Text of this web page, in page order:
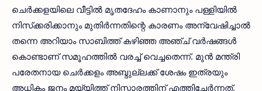
ചെർക്കളയിലെ വീട്ടിൽ മൃതദേഹം കാണാനും പള്ളിയിൽ
നിസ്‌ക്കരിക്കാനും മുതിർന്നതിന്റെ കാരണം അന്വേഷിച്ചാൽ
തന്നെ അറിയാം സാബിത്ത് കഴിഞ്ഞ അഞ്ച് വർഷങ്ങൾ
കൊണ്ടാണ് സമൂഹത്തിൽ വരച്ച് വെച്ചതെന്ന്. മുൻ മന്ത്രി
പരേതനായ ചെർക്കളം അബ്ദുല്ലക്ക് ശേഷം ഇത്രയും
അധികം ജനം മയ്യിത്ത് നിസ്ക്കാരത്തിന് എത്തിച്ചേർന്നത്,